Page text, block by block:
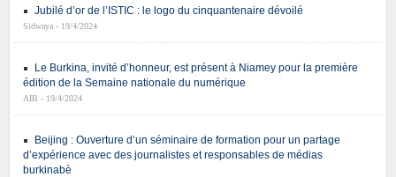
Jubilé d’or de l’ISTIC : le logo du cinquantenaire dévoilé
Sidwaya - 19/4/2024
Le Burkina, invité d’honneur, est présent à Niamey pour la première
édition de la Semaine nationale du numérique
AIB - 19/4/2024
Beijing : Ouverture d’un séminaire de formation pour un partage
d’expérience avec des journalistes et responsables de médias
burkinabè